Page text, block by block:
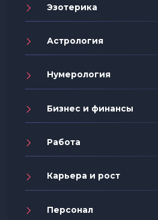
Эзотерика
Астрология
Нумерология
Бизнес и финансы
Работа
Карьера и рост
Персонал